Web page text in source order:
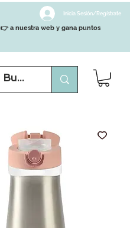
Inicia Sesión/Regístrate
👉 a nuestra web y gana puntos